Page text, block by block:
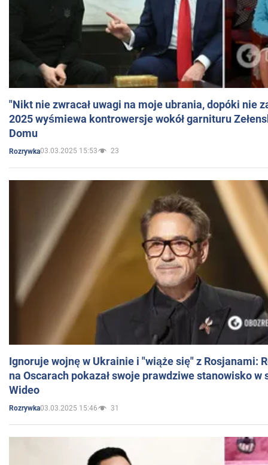
"Nikt nie zwracał uwagi na moje ubrania, dopóki nie
2025 wyśmiewa kontrowersje wokół garnituru
Domu
Rozrywka03.03.2025 15:53 23
Ignoruje wojnę w Ukrainie i "wiąże się" z Rosjanami:
na Oscarach pokazał swoje prawdziwe stanowisko w
Wideo
Rozrywka03.03.2025 15:46 31